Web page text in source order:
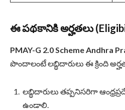
ఈ పథకానికి అర్హతలు
PMAY-G 2.0 Scheme Andhra
పొందాలంటే లబ్ధిదారులు ఈ క్రింది
లబ్ధిదారులు తప్పనిసరిగా
ఉండాలి.